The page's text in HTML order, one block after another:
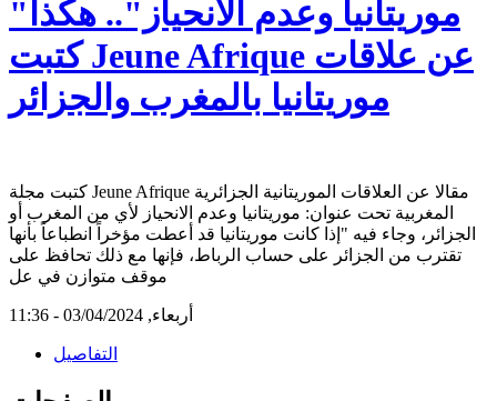
"موريتانيا وعدم الانحياز".. هكذا
كتبت Jeune Afrique عن علاقات
موريتانيا بالمغرب والجزائر
كتبت مجلة Jeune Afrique مقالا عن العلاقات الموريتانية الجزائرية
المغربية تحت عنوان: موريتانيا وعدم الانحياز لأي من المغرب أو
الجزائر، وجاء فيه "إذا كانت موريتانيا قد أعطت مؤخراً انطباعاً بأنها
تقترب من الجزائر على حساب الرباط، فإنها مع ذلك تحافظ على
موقف متوازن في عل
أربعاء, 03/04/2024 - 11:36
التفاصيل